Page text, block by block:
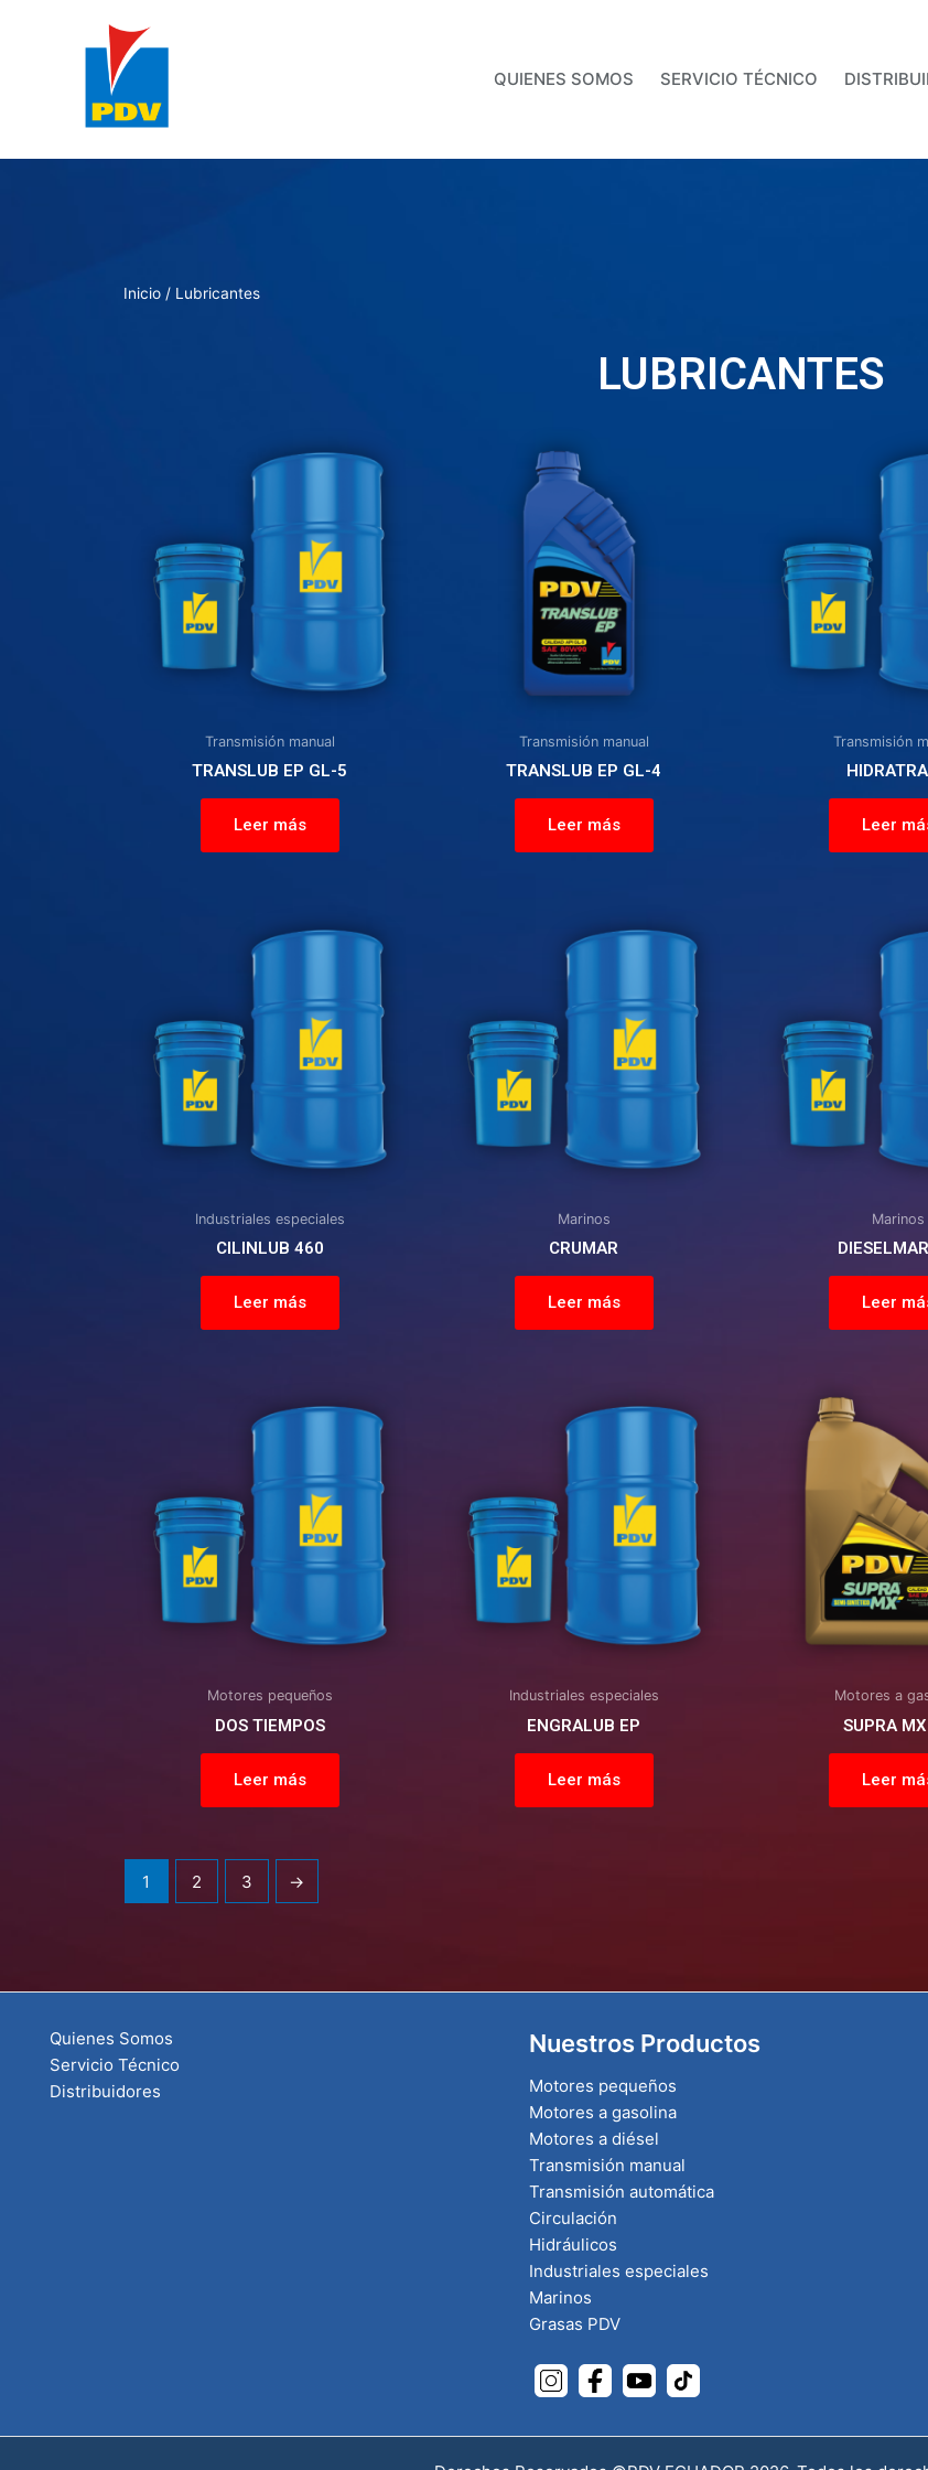
QUIENES SOMOS SERVICIO TÉCNICO
Inicio / Lubricantes
LUBRICANTES
Transmisión manual
TRANSLUB EP GL-5
Leer más
Transmisión manual
TRANSLUB EP GL-4
Leer más
Transmisión
Leer
Industriales especiales
CILINLUB 460
Leer más
Marinos
CRUMAR
Leer más
Marinos
Leer
Motores pequeños
DOS TIEMPOS
Leer más
Industriales especiales
ENGRALUB EP
Leer más
Motores a
SUPRA
Leer
1 2 3 →
Quienes Somos
Servicio Técnico
Distribuidores
Nuestros Productos
Motores pequeños
Motores a gasolina
Motores a diésel
Transmisión manual
Transmisión automática
Circulación
Hidráulicos
Industriales especiales
Marinos
Grasas PDV